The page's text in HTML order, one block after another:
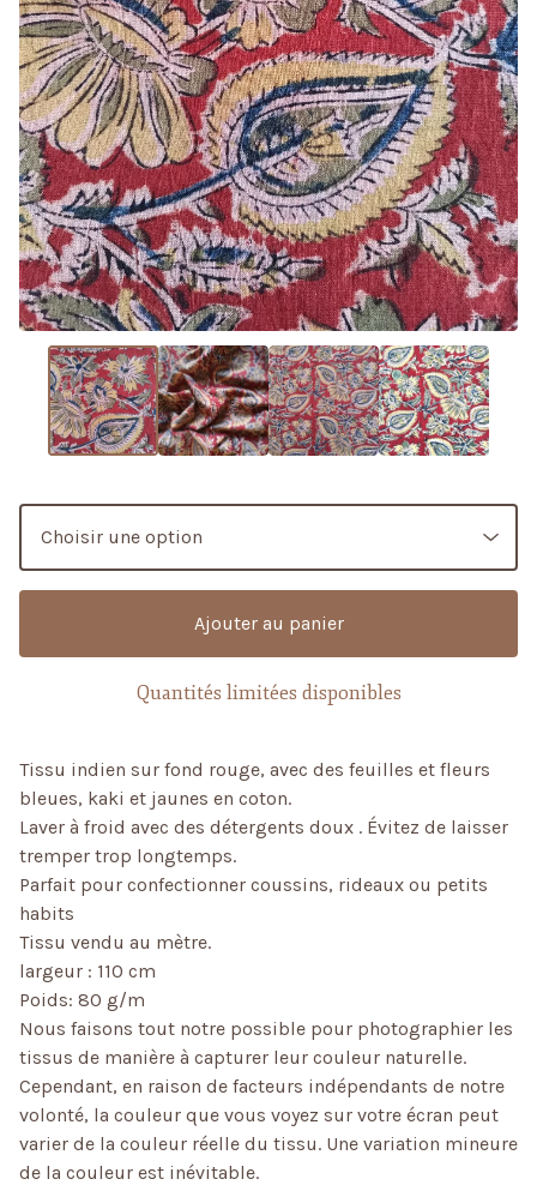
Ajouter au panier
Quantités limitées disponibles
Tissu indien sur fond rouge, avec des feuilles et fleurs
bleues, kaki et jaunes en coton.
Laver à froid avec des détergents doux . Évitez de laisser
tremper trop longtemps.
Parfait pour confectionner coussins, rideaux ou petits
habits
Tissu vendu au mètre.
largeur : 110 cm
Poids: 80 g/m
Nous faisons tout notre possible pour photographier les
tissus de manière à capturer leur couleur naturelle.
Cependant, en raison de facteurs indépendants de notre
volonté, la couleur que vous voyez sur votre écran peut
varier de la couleur réelle du tissu. Une variation mineure
de la couleur est inévitable.